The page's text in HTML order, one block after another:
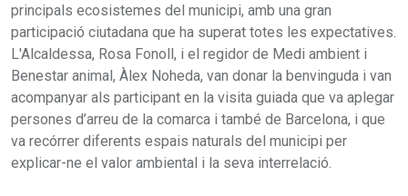
principals ecosistemes del municipi, amb una gran
participació ciutadana que ha superat totes les expectatives.
L'Alcaldessa, Rosa Fonoll, i el regidor de Medi ambient i
Benestar animal, Àlex Noheda, van donar la benvinguda i van
acompanyar als participant en la visita guiada que va aplegar
persones d’arreu de la comarca i també de Barcelona, i que
va recórrer diferents espais naturals del municipi per
explicar-ne el valor ambiental i la seva interrelació.